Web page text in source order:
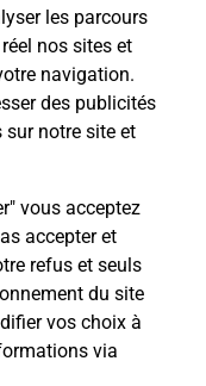
les parcours
nos sites et
navigation.
des publicités
sur notre site et
vous acceptez
accepter et
refus et seuls
du site
vos choix à
via
? Découvrez